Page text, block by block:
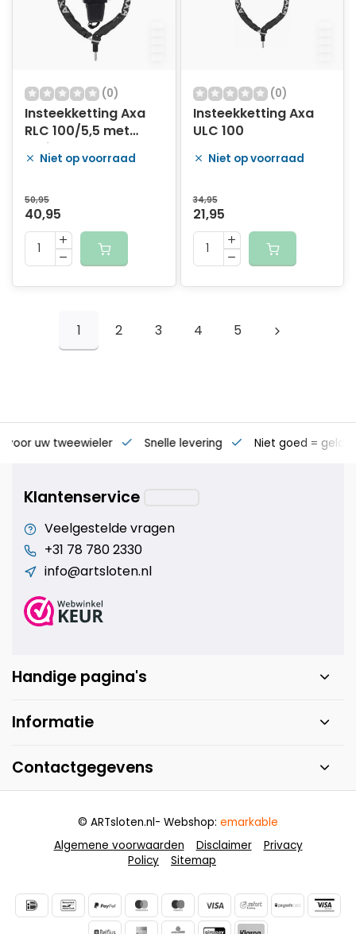
(0)
Insteekketting Axa
RLC 100/5,5 met
tasje - zwart
Niet op voorraad
50,95
40,95
(0)
Insteekketting Axa
ULC 100
Niet op voorraad
34,95
21,95
1 2 3 4 5
voor uw tweewieler Snelle levering Niet goed = geld
Klantenservice
Veelgestelde vragen
+31 78 780 2330
info@artsloten.nl
Handige pagina's
Informatie
Contactgegevens
Algemene voorwaarden Disclaimer
Privacy
Policy
Sitemap
© ARTsloten.nl- Webshop: emarkable